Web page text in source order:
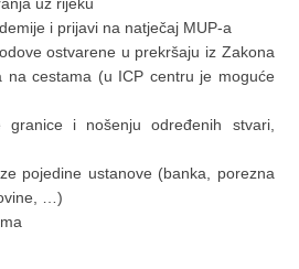
i prijavi na natječaj MUP-a
ostvarene u prekršaju iz Zakona
na cestama (u ICP centru je moguće
granice i nošenju određenih stvari,
pojedine ustanove (banka, porezna
…)